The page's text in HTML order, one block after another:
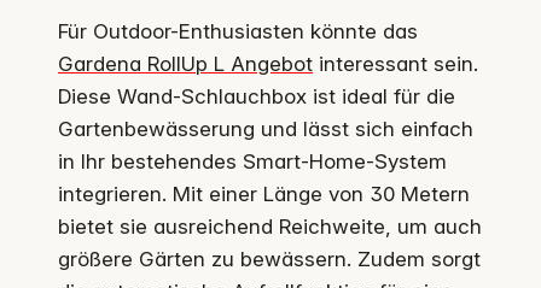
Für Outdoor-Enthusiasten könnte das
Gardena RollUp L Angebot interessant sein.
Diese Wand-Schlauchbox ist ideal für die
Gartenbewässerung und lässt sich einfach
in Ihr bestehendes Smart-Home-System
integrieren. Mit einer Länge von 30 Metern
bietet sie ausreichend Reichweite, um auch
größere Gärten zu bewässern. Zudem sorgt